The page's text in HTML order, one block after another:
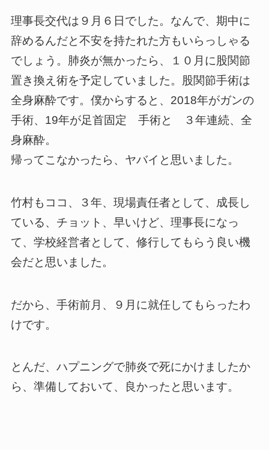
理事長交代は９月６日でした。なんで、期中に
辞めるんだと不安を持たれた方もいらっしゃる
でしょう。肺炎が無かったら、１０月に股関節
置き換え術を予定していました。股関節手術は
全身麻酔です。僕からすると、2018年がガンの
手術、19年が足首固定 手術と ３年連続、全
身麻酔。
帰ってこなかったら、ヤバイと思いました。
竹村もココ、３年、現場責任者として、成長し
ている、チョット、早いけど、理事長になっ
て、学校経営者として、修行してもらう良い機
会だと思いました。
だから、手術前月、９月に就任してもらったわ
けです。
とんだ、ハプニングで肺炎で死にかけましたか
ら、準備しておいて、良かったと思います。